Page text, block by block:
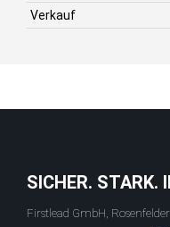
Verkauf
SICHER. STARK.
Firstlead GmbH,